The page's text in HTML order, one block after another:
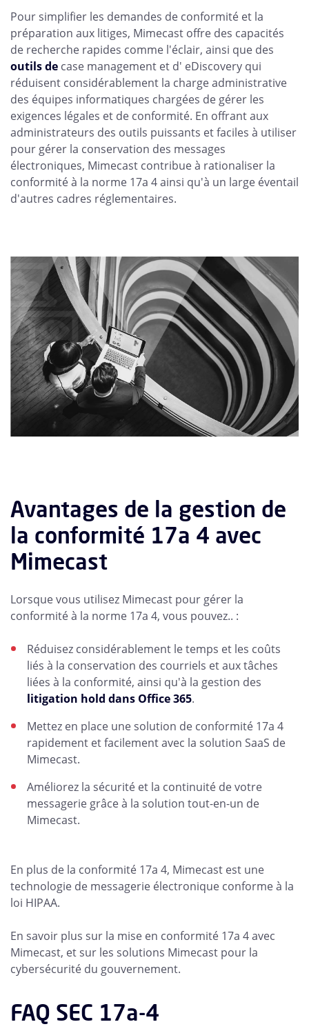
Pour simplifier les demandes de conformité et la
préparation aux litiges, Mimecast offre des capacités
de recherche rapides comme l'éclair, ainsi que des
outils de case management et d' eDiscovery qui
réduisent considérablement la charge administrative
des équipes informatiques chargées de gérer les
exigences légales et de conformité. En offrant aux
administrateurs des outils puissants et faciles à utiliser
pour gérer la conservation des messages
électroniques, Mimecast contribue à rationaliser la
conformité à la norme 17a 4 ainsi qu'à un large éventail
d'autres cadres réglementaires.
Avantages de la gestion de
la conformité 17a 4 avec
Mimecast
Lorsque vous utilisez Mimecast pour gérer la
conformité à la norme 17a 4, vous pouvez.. :
Réduisez considérablement le temps et les coûts
liés à la conservation des courriels et aux tâches
liées à la conformité, ainsi qu'à la gestion des
litigation hold dans Office 365.
Mettez en place une solution de conformité 17a 4
rapidement et facilement avec la solution SaaS de
Mimecast.
Améliorez la sécurité et la continuité de votre
messagerie grâce à la solution tout-en-un de
Mimecast.
En plus de la conformité 17a 4, Mimecast est une
technologie de messagerie électronique conforme à la
loi HIPAA.
En savoir plus sur la mise en conformité 17a 4 avec
Mimecast, et sur les solutions Mimecast pour la
cybersécurité du gouvernement.
FAQ SEC 17a-4